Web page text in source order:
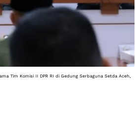
Tim Komisi II DPR RI di Gedung Serbaguna Setda Aceh,